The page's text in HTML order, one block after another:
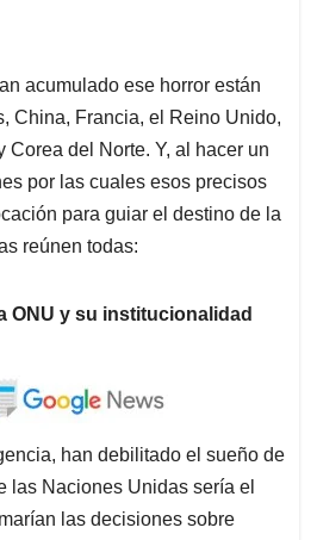
acumulado ese horror están
China, Francia, el Reino Unido,
Corea del Norte. Y, al hacer un
por las cuales esos precisos
para guiar el destino de la
reúnen todas:
ONU y su institucionalidad
han debilitado el sueño de
las Naciones Unidas sería el
las decisiones sobre